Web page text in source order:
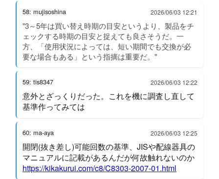
58: mujisoshina 2026/06/03 12:21
"3～5年は買い替え時期の目安というより、製品をチ
ェックする時期の目安と捉えても良さそうだ。一
方、「使用状況によっては、短い期間でも交換が必
要な場合もある」という指摘は重要だ。"
59: tis8347 2026/06/03 12:22
意外とざっくりだった。これを機に調査し直して
基準作ってみては
60: ma-aya 2026/06/03 12:25
開閉(抜き差し)可能回数の基準、JISや配線器具の
マニュアルに記載があるんだが何故触れないのか
https://kikakurui.com/c8/C8303-2007-01.html